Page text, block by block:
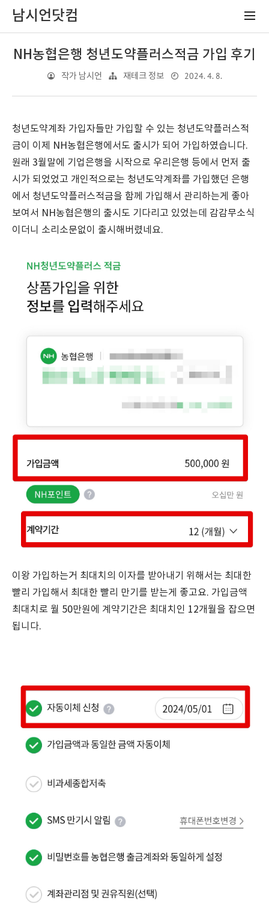
남시언닷컴
NH농협은행 청년도약플러스적금 가입 후기
작가 남시언 재테크 정보 2024. 4. 8.
청년도약계좌 가입자들만 가입할 수 있는 청년도약플러스적
금이 이제 NH농협은행에서도 출시가 되어 가입하였습니다.
원래 3월말에 기업은행을 시작으로 우리은행 등에서 먼저 출
시가 되었었고 개인적으로는 청년도약계좌를 가입했던 은행
에서 청년도약플러스적금을 함께 가입해서 관리하는게 좋아
보여서 NH농협은행의 출시도 기다리고 있었는데 감감무소식
이더니 소리소문없이 출시해버렸네요.
이왕 가입하는거 최대치의 이자를 받아내기 위해서는 최대한
빨리 가입해서 최대한 빨리 만기를 받는게 좋고요. 가입금액
최대치로 월 50만원에 계약기간은 최대치인 12개월을 잡으면
됩니다.